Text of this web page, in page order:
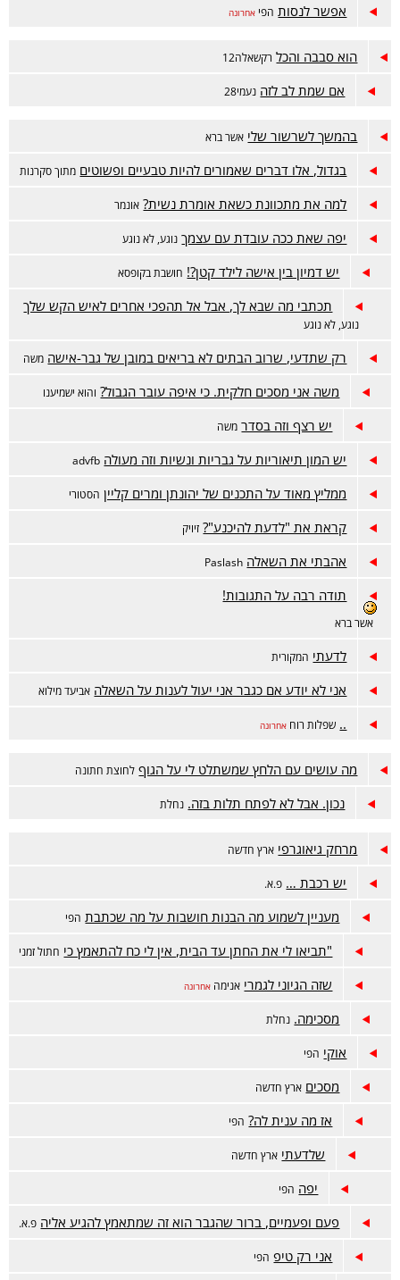
אפשר לנסות הפי אחרונה
הוא סבבה והכל רקשאלה12
אם שמת לב לזה נעמי28
בהמשך לשרשור שלי אשר ברא
בגדול, אלו דברים שאמורים להיות טבעיים ופשוטים מתוך סקרנות
למה את מתכוונת כשאת אומרת נשית? אונמר
יפה שאת ככה עובדת עם עצמך נוגע, לא נוגע
יש דמיון בין אישה לילד קטן?! חושבת בקופסא
תכתבי מה שבא לך, אבל אל תהפכי אחרים לאיש הקש שלך
נוגע, לא נוגע
רק שתדעי, שרוב הבתים לא בריאים במובן של גבר-אישה משה
משה אני מסכים חלקית. כי איפה עובר הגבול? והוא ישמיענו
יש רצף וזה בסדר משה
יש המון תיאוריות על גבריות ונשיות וזה מעולה advfb
ממליץ מאוד על התכנים של יהונתן ומרים קליין הסטורי
קראת את "לדעת להיכנע"? זיויק
אהבתי את השאלה Paslash
תודה רבה על התגובות!
אשר ברא
לדעתי המקורית
אני לא יודע אם כגבר אני יעול לענות על השאלה אביעד מילוא
.. שפלות רוח אחרונה
מה עושים עם הלחץ שמשתלט לי על הגוף לחוצת חתונה
נכון. אבל לא לפתח תלות בזה. נחלת
מרחק גיאוגרפי ארץ חדשה
יש רכבת … פ.א.
מעניין לשמוע מה הבנות חושבות על מה שכתבת הפי
"תביאו לי את החתן עד הבית, אין לי כח להתאמץ כי חתול זמני
שזה הגיוני לגמרי אנימה אחרונה
מסכימה. נחלת
אוקי הפי
מסכים ארץ חדשה
אז מה ענית לה? הפי
שלדעתי ארץ חדשה
יפה הפי
פעם ופעמיים, ברור שהגבר הוא זה שמתאמץ להגיע אליה פ.א.
אני רק טיפ הפי